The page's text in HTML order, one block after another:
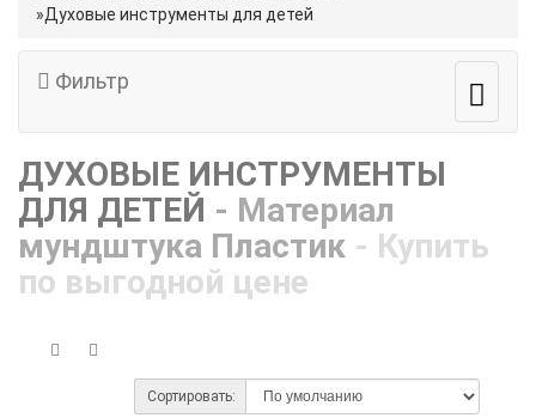
Духовые инструменты для детей
Фильтр
ДУХОВЫЕ ИНСТРУМЕНТЫ
ДЛЯ ДЕТЕЙ - Материал
мундштука Пластик - Купить
по выгодной цене
Сортировать: